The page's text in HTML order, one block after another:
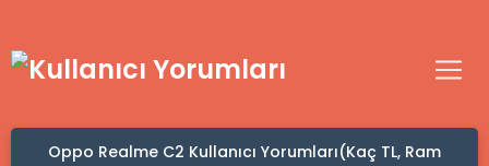
Oppo Realme C2 Kullanıcı Yorumları(Kaç TL, Ram